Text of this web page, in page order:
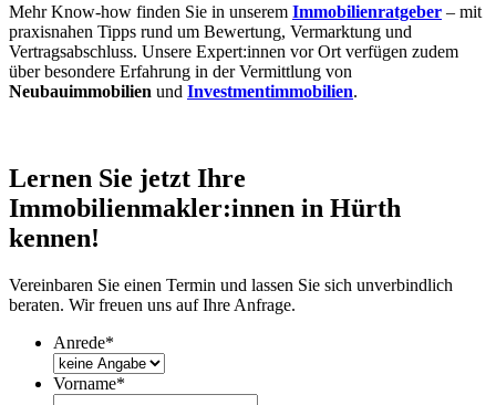
Mehr Know-how finden Sie in unserem Immobilienratgeber – mit
praxisnahen Tipps rund um Bewertung, Vermarktung und
Vertragsabschluss. Unsere Expert:innen vor Ort verfügen zudem
über besondere Erfahrung in der Vermittlung von
Neubauimmobilien und Investmentimmobilien.
Lernen Sie jetzt Ihre
Immobilienmakler:innen in Hürth
kennen!
Vereinbaren Sie einen Termin und lassen Sie sich unverbindlich
beraten. Wir freuen uns auf Ihre Anfrage.
Anrede*
Vorname*